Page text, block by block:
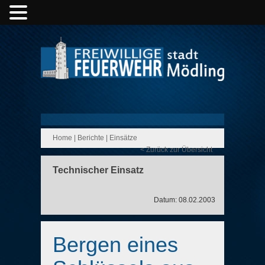
Home Berichte
Einsätze
< Zurück zur Übersicht
Technischer Einsatz
Datum: 08.02.2003
Bergen eines